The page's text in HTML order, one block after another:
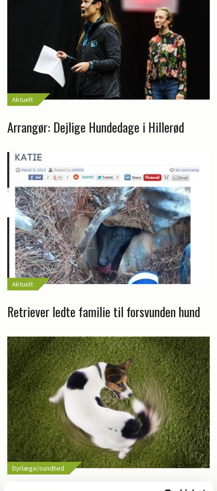
Aktuelt
Arrangør: Dejlige Hundedage i Hillerød
Aktuelt
Retriever ledte familie til forsvunden hund
Dyrlæge/sundhed